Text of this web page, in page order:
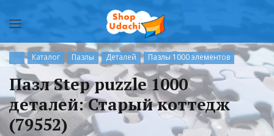
Каталог Пазлы Деталей Пазлы 1000 элементов
Пазл Step puzzle 1000
деталей: Старый коттедж
(79552)